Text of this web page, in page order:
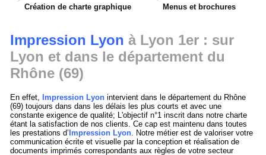
Création de charte graphique Menus et brochures
Impression Lyon à Lyon 1er : sur
Lyon et dans le département du
Rhône (69)
En effet, Impression Lyon intervient dans le département du Rhône
(69) toujours dans dans les délais les plus courts et avec une
constante exigence de qualité; L'objectif n°1 inscrit dans notre charte
étant la satisfaction de nos clients. Ce cap est maintenu dans toutes
les prestations d’ Impression Lyon. Notre métier est de valoriser votre
communication écrite et visuelle par la conception et réalisation de
documents imprimés correspondants aux règles de votre secteur